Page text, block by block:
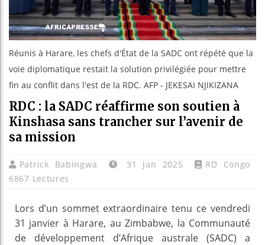
Réunis à Harare, les chefs d'État de la SADC ont répété que la
voie diplomatique restait la solution privilégiée pour mettre
fin au conflit dans l'est de la RDC. AFP - JEKESAI NJIKIZANA
RDC : la SADC réaffirme son soutien à
Kinshasa sans trancher sur l’avenir de
sa mission
Patrick Babingwa 31 Jan 2025
RD Congo
6867 Lectures
Lors d’un sommet extraordinaire tenu ce vendredi
31 janvier à Harare, au Zimbabwe, la Communauté
de développement d’Afrique australe (SADC) a